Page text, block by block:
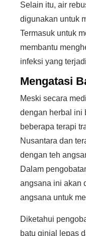
Selain itu, air
digunakan untuk
Termasuk untuk
membantu
infeksi yang
Mengatasi
Meski secara
dengan herbal ini
beberapa terapi
Nusantara dan
dengan teh
Dalam
angsana ini akan
angsana untuk
Diketahui
batu ginjal lepas